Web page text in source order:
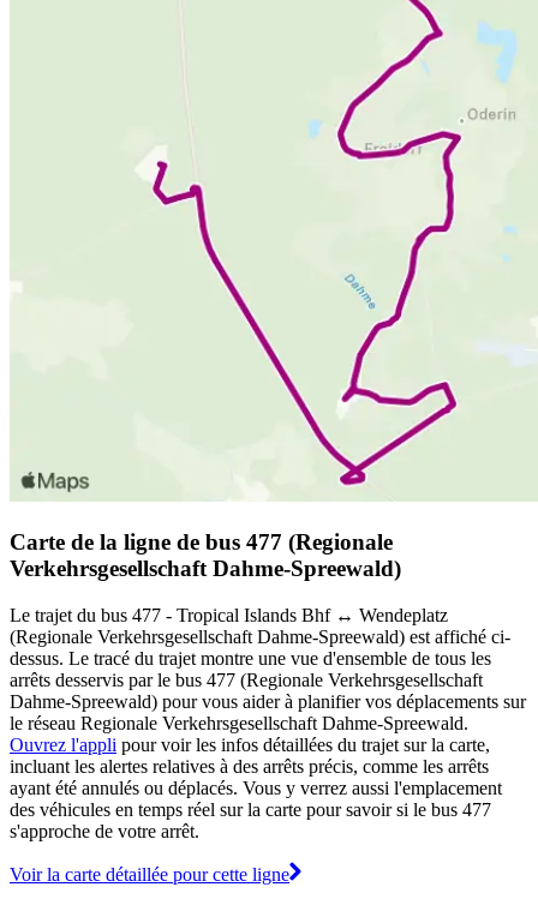
Carte de la ligne de bus 477 (Regionale
Verkehrsgesellschaft Dahme-Spreewald)
Le trajet du bus 477 - Tropical Islands Bhf ↔︎ Wendeplatz
(Regionale Verkehrsgesellschaft Dahme-Spreewald) est affiché ci-
dessus. Le tracé du trajet montre une vue d'ensemble de tous les
arrêts desservis par le bus 477 (Regionale Verkehrsgesellschaft
Dahme-Spreewald) pour vous aider à planifier vos déplacements sur
le réseau Regionale Verkehrsgesellschaft Dahme-Spreewald.
Ouvrez l'appli pour voir les infos détaillées du trajet sur la carte,
incluant les alertes relatives à des arrêts précis, comme les arrêts
ayant été annulés ou déplacés. Vous y verrez aussi l'emplacement
des véhicules en temps réel sur la carte pour savoir si le bus 477
s'approche de votre arrêt.
Voir la carte détaillée pour cette ligne